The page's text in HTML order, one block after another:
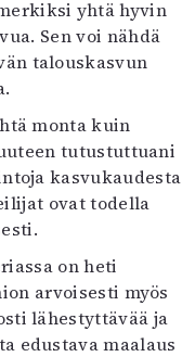
yhtä hyvin
Sen voi nähdä
talouskasvun
monta kuin
tutustuttuani
kasvukaudesta
ovat todella
on heti
arvoisesti myös
lähestyttävää ja
edustava maalaus